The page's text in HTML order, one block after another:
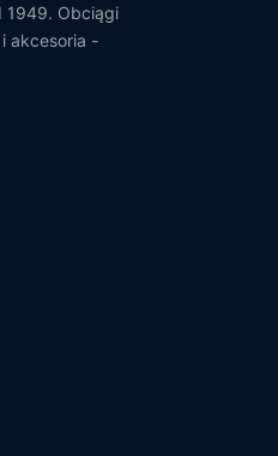
1949. Obciągi
akcesoria -